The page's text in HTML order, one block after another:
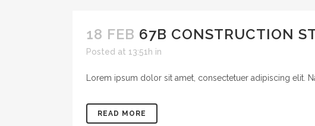
18 FEB 67B CONSTRUCTION
Posted at 13:51h in
Lorem ipsum dolor sit amet, consectetuer adipiscing elit.
READ MORE